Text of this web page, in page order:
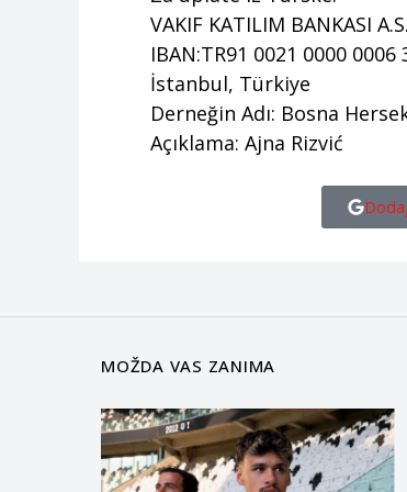
VAKIF KATILIM BANKASI A.S.
IBAN:TR91 0021 0000 0006
İstanbul, Türkiye
Derneğin Adı: Bosna
Açıklama: Ajna Rizvić
MOŽDA VAS ZANIMA